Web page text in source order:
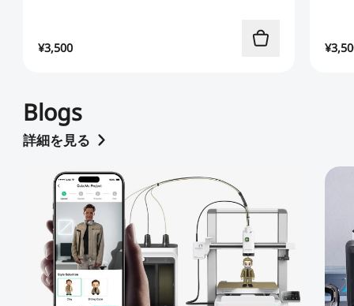
¥3,500 ¥
Blogs
詳細を見る